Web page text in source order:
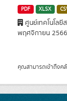
PDF XLSX
ศูนย์เทคโนโล
พฤศจิกายน 2566
คุณสามารถเข้าถึงค